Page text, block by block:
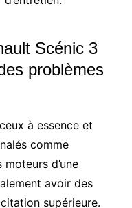
Scénic 3
problèmes
à essence et
comme
d’une
avoir des
supérieure.